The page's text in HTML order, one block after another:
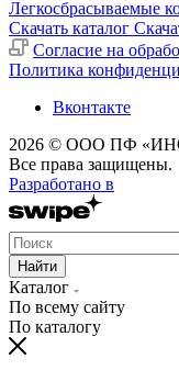
Легкосбрасываемые
Скачать каталог
Cогласие на
Политика
Вконтакте
2026 © ООО ПФ
Все права защищены.
Разработано в
Найти
Каталог
По всему сайту
По каталогу